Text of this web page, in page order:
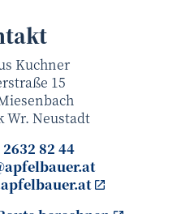
Kuchner
15
Wr. Neustadt
2632 82 44